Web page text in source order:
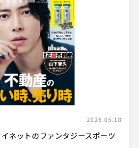
2026.05.18
イネットのファンタジースポーツ